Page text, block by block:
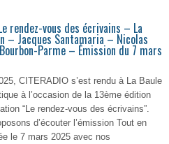
rendez-vous des écrivains – La
– Jacques Santamaria – Nicolas
Parme – Émission du 7 mars
CITERADIO s’est rendu à La Baule
à l’occasion de la 13ème édition
“Le rendez-vous des écrivains”.
d’écouter l’émission Tout en
le 7 mars 2025 avec nos